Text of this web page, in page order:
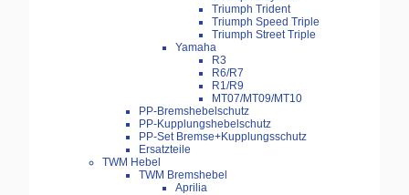
Triumph Trident
Triumph Speed Triple
Triumph Street Triple
Yamaha
R3
R6/R7
R1/R9
MT07/MT09/MT10
PP-Bremshebelschutz
PP-Kupplungshebelschutz
PP-Set Bremse+Kupplungsschutz
Ersatzteile
TWM Hebel
TWM Bremshebel
Aprilia